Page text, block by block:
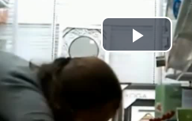
Play
Video